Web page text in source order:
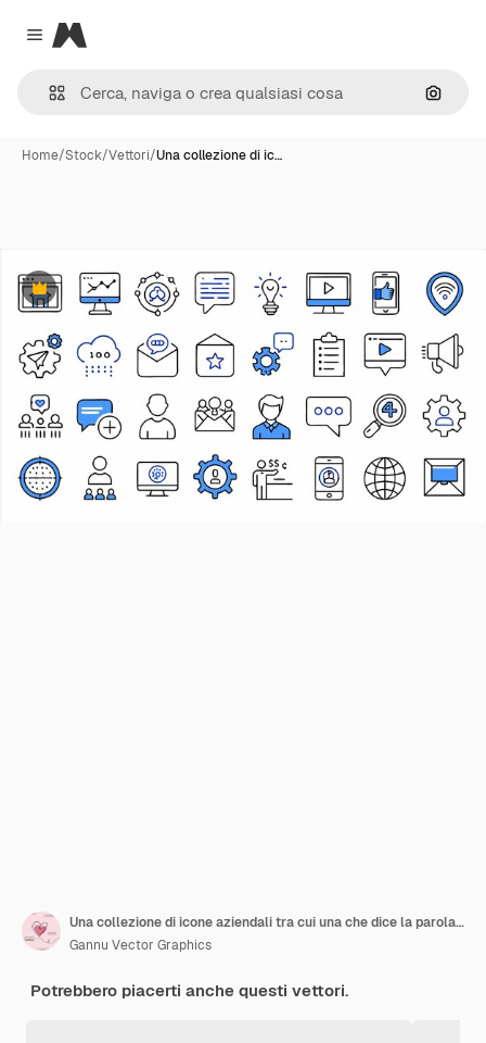
Close menu
Magnific
Cerca
Home/Stock/Vettori/Una collezione di ic…
Premium
Una collezione di icone aziendali tra cui una che dice la parola su di essa
Gannu Vector Graphics
Potrebbero piacerti anche questi vettori.